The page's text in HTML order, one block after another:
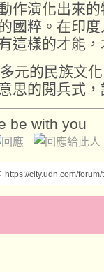
作演化出來
國粹。在印
這樣的才能
元的民族文
思的閱兵式
be with you
https://city.udn.com/